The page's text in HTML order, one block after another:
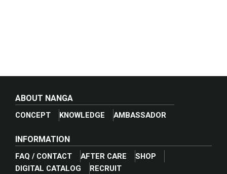
ABOUT NANGA
CONCEPT KNOWLEDGE AMBASSADOR
INFORMATION
FAQ / CONTACT AFTER CARE
SHOP
DIGITAL CATALOG
RECRUIT